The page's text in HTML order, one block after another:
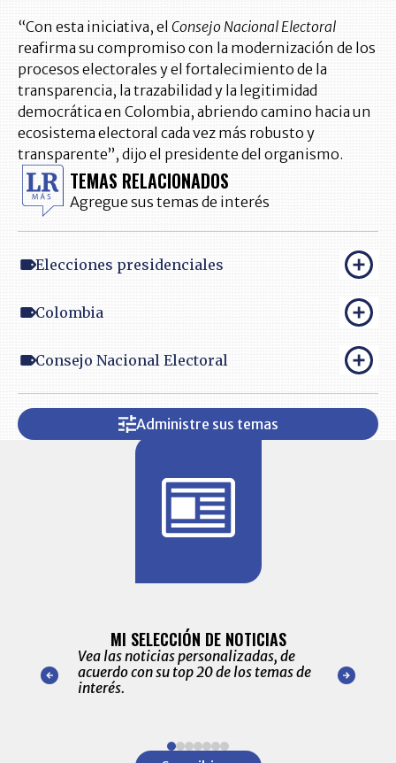
“Con esta iniciativa, el Consejo Nacional Electoral
reafirma su compromiso con la modernización de los
procesos electorales y el fortalecimiento de la
transparencia, la trazabilidad y la legitimidad
democrática en Colombia, abriendo camino hacia un
ecosistema electoral cada vez más robusto y
transparente”, dijo el presidente del organismo.
TEMAS RELACIONADOS
Agregue sus temas de interés
Elecciones presidenciales
Colombia
Consejo Nacional Electoral
Administre sus temas
nuestro
para
MI SELECCIÓN DE NOTICIAS
Vea las noticias personalizadas, de
acuerdo con su top 20 de los temas de
interés.
de las